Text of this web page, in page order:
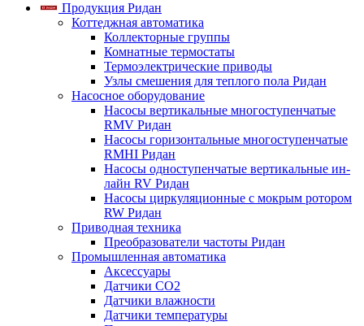
Продукция Ридан
Коттеджная автоматика
Коллекторные группы
Комнатные термостаты
Термоэлектрические приводы
Узлы смешения для теплого пола Ридан
Насосное оборудование
Насосы вертикальные многоступенчатые
RMV Ридан
Насосы горизонтальные многоступенчатые
RMHI Ридан
Насосы одноступенчатые вертикальные ин-
лайн RV Ридан
Насосы циркуляционные с мокрым ротором
RW Ридан
Приводная техника
Преобразователи частоты Ридан
Промышленная автоматика
Аксессуары
Датчики CO2
Датчики влажности
Датчики температуры